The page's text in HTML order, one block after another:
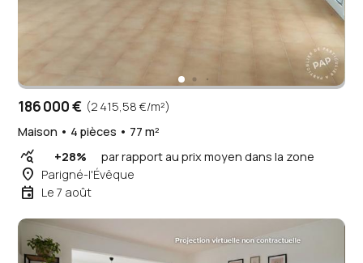
186 000 € (2 415,58 €/m²)
Maison • 4 pièces • 77 m²
query_stats +28% par rapport au prix moyen dans la zone
place Parigné-l'Évêque
event Le 7 août